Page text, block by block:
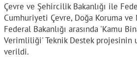
Çevre ve Şehircilik Bakanlığı ile
Cumhuriyeti Çevre, Doğa Koruma ve
Federal Bakanlığı arasında 'Kamu
Verimliliği' Teknik Destek projesinin
verildi.